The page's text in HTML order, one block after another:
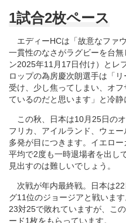
1試合2枚ペース
エディーHCは「故意なファ
一貫性のなさがラグビーを台
ン2025年11月17日付け）とレ
ロップの為房慶次朗選手は「
受け、少し焦ってしまい、オ
ているのだと思います」と冷静
この秋、日本は10月25日の
フリカ、アイルランド、ウェ
多発が目につきます。イエロ
平均で2度も一時退場者を出し
見出すのは難しいでしょう。
次戦が年内最終戦。日本は
グ11位のジョージアと戦いま
23対25で敗れていますが、こ
ード1枚をもらっています。